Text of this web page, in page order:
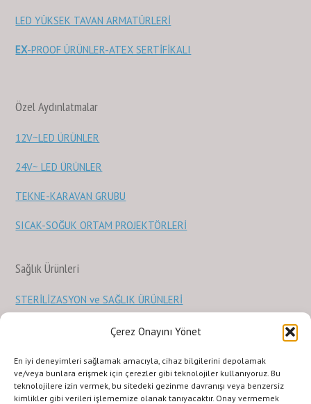
Çerez Onayını Yönet
En iyi deneyimleri sağlamak amacıyla, cihaz bilgilerini depolamak
ve/veya bunlara erişmek için çerezler gibi teknolojiler kullanıyoruz. Bu
teknolojilere izin vermek, bu sitedeki gezinme davranışı veya benzersiz
kimlikler gibi verileri işlememize olanak tanıyacaktır. Onay vermemek
LED YÜKSEK TAVAN ARMATÜRLERİ
EX-PROOF ÜRÜNLER-ATEX SERTİFİKALI
Özel Aydınlatmalar
12V~LED ÜRÜNLER
24V~ LED ÜRÜNLER
TEKNE-KARAVAN GRUBU
SICAK-SOĞUK ORTAM PROJEKTÖRLERİ
Sağlık Ürünleri
STERİLİZASYON ve SAĞLIK ÜRÜNLERİ
KURUMSAL ILETISIM URUNLERIMIZ
SİTE KULLANIMI
Gizlilik Politikası
Terms and Conditions
Copyright © 2011 LED GROUP®LED LIGHTING SOLUTIONS COMPANY, Inc.
Her hakkı saklıdır. İzinsiz kopyalanamaz veya çoğaltılamaz.Fotoğrafların